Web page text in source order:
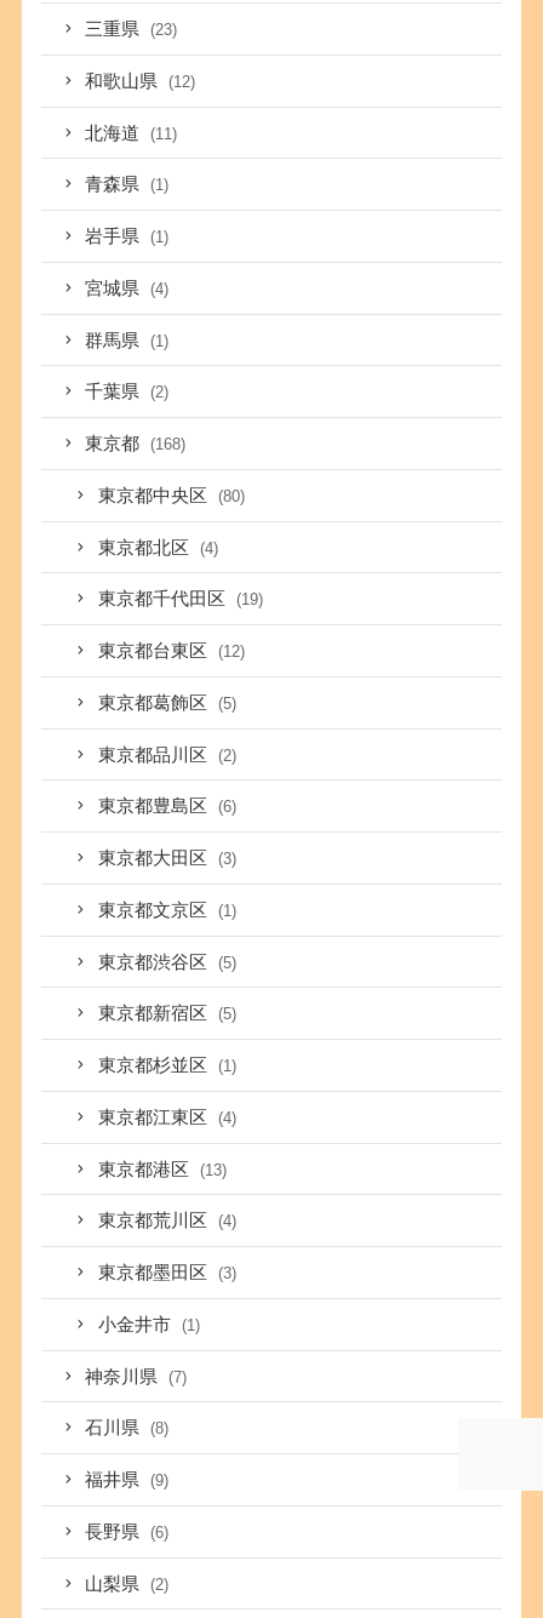
三重県 (23)
和歌山県 (12)
北海道 (11)
青森県 (1)
岩手県 (1)
宮城県 (4)
群馬県 (1)
千葉県 (2)
東京都 (168)
東京都中央区 (80)
東京都北区 (4)
東京都千代田区 (19)
東京都台東区 (12)
東京都葛飾区 (5)
東京都品川区 (2)
東京都豊島区 (6)
東京都大田区 (3)
東京都文京区 (1)
東京都渋谷区 (5)
東京都新宿区 (5)
東京都杉並区 (1)
東京都江東区 (4)
東京都港区 (13)
東京都荒川区 (4)
東京都墨田区 (3)
小金井市 (1)
神奈川県 (7)
石川県 (8)
福井県 (9)
長野県 (6)
山梨県 (2)